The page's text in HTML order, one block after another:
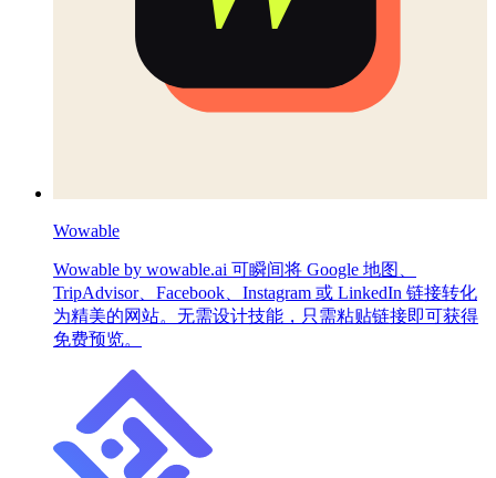
Wowable
Wowable by wowable.ai 可瞬间将 Google 地图、
TripAdvisor、Facebook、Instagram 或 LinkedIn 链接转化
为精美的网站。无需设计技能，只需粘贴链接即可获得
免费预览。